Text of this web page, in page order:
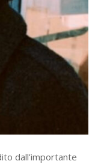
dall’importante